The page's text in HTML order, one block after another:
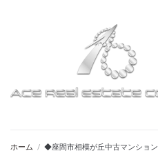
ホーム / ◆座間市相模が丘中古マンション